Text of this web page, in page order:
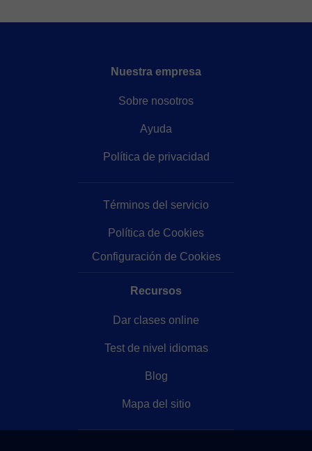
Nuestra empresa
Sobre nosotros
Ayuda
Política de privacidad
Términos del servicio
Política de Cookies
Configuración de Cookies
Recursos
Dar clases online
Test de nivel idiomas
Blog
Mapa del sitio